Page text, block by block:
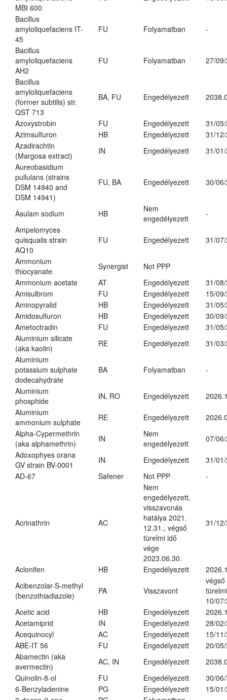
MBI 600
Bacillus
amyloliquefaciens IT-
45
FU Folyamatban -
Bacillus
amyloliquefaciens
AH2
FU Folyamatban 27/
Bacillus
amyloliquefaciens
(former subtilis) str.
QST 713
BA, FU Engedélyezett
Azoxystrobin FU Engedélyezett
31/
Azimsulfuron
HB Engedélyezett
31/
Azadirachtin
(Margosa extract)
IN Engedélyezett
31/
Aureobasidium
pullulans (strains
DSM 14940 and
DSM 14941)
FU, BA Engedélyezett 30/
Asulam sodium HB
Nem
engedélyezett
-
Ampelomyces
quisqualis strain
AQ10
FU Engedélyezett 31/
Ammonium
thiocyanate
Synergist
Not PPP
Ammonium acetate
AT Engedélyezett
31/
Amisulbrom
FU Engedélyezett
15/
Aminopyralid
HB Engedélyezett
31/
Amidosulfuron
HB Engedélyezett
30/
Ametoctradin
FU Engedélyezett
31/
Aluminium silicate
(aka kaolin)
RE Engedélyezett
31/
Aluminium
potassium sulphate
dodecahydrate
BA Folyamatban -
Aluminium
phosphide
IN, RO Engedélyezett
Aluminium
ammonium sulphate
RE Engedélyezett
Alpha-Cypermethrin
(aka alphamethrin)
IN
Nem
engedélyezett
07/
Adoxophyes orana
GV strain BV-0001
IN Engedélyezett
31/
AD-67
Safener Not PPP -
Acrinathrin AC
Nem
engedélyezett,
visszavonás
hatálya 2021.
12.31., végső
türelmi idő
vége
2023.06.30.
31/
Aclonifen HB Engedélyezett
Acibenzolar-S-methyl
(benzothiadiazole)
PA Visszavont
végső
10/
Acetic acid
HB Engedélyezett
Acetamiprid
IN Engedélyezett
28/
Acequinocyl
AC Engedélyezett
15/
ABE-IT 56
FU Engedélyezett
20/
Abamectin (aka
avermectin)
AC, IN Engedélyezett
Quinolin-8-ol
FU Engedélyezett
30/
6-Benzyladenine
PG Engedélyezett
15/